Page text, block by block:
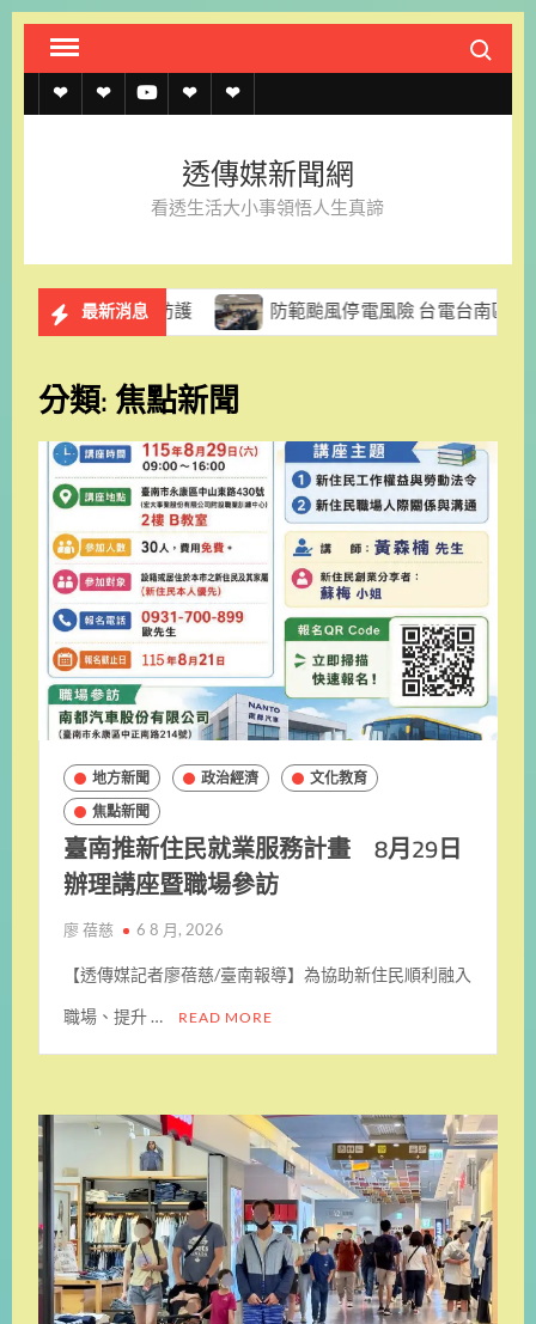
Skip
content
Search
透
約
透
上
記
名
單
透 聯
我
官
LINE
透傳媒新聞網
看透生活大小事領悟人生真諦
最新消息
防範颱風停電風險 台電台南區處籲民眾及早做好防颱準備
分類:焦點新聞
地方新聞 政治經濟
文化教育
焦點新聞
臺南推新住民就業服務計畫 8月29日
辦理講座暨職場參訪
廖 蓓慈 6 8 月, 2026
【透傳媒記者廖蓓慈/臺南報導】為協助新住民順利融入
職場、提升 … READ MORE